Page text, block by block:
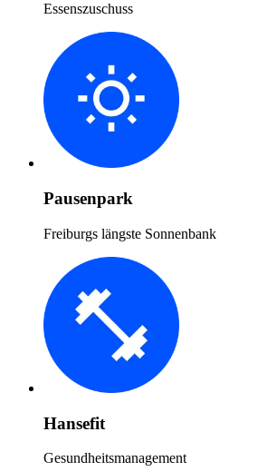
Essenszuschuss
Pausenpark
Freiburgs längste Sonnenbank
Hansefit
Gesundheitsmanagement